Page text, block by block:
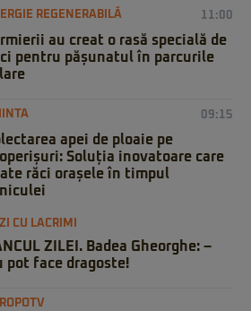
REGENERABILĂ 11:00
au creat o rasă specială de
pentru pășunatul în parcurile
09:15
apei de ploaie pe
Soluția inovatoare care
răci orașele în timpul
CU LACRIMI
ZILEI. Badea Gheorghe: –
pot face dragoste!